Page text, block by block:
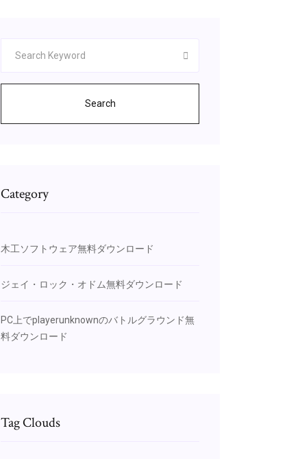
Search
Category
木工ソフトウェア無料ダウンロード
ジェイ・ロック・オドム無料ダウンロード
PC上でplayerunknownのバトルグラウンド無
料ダウンロード
Tag Clouds